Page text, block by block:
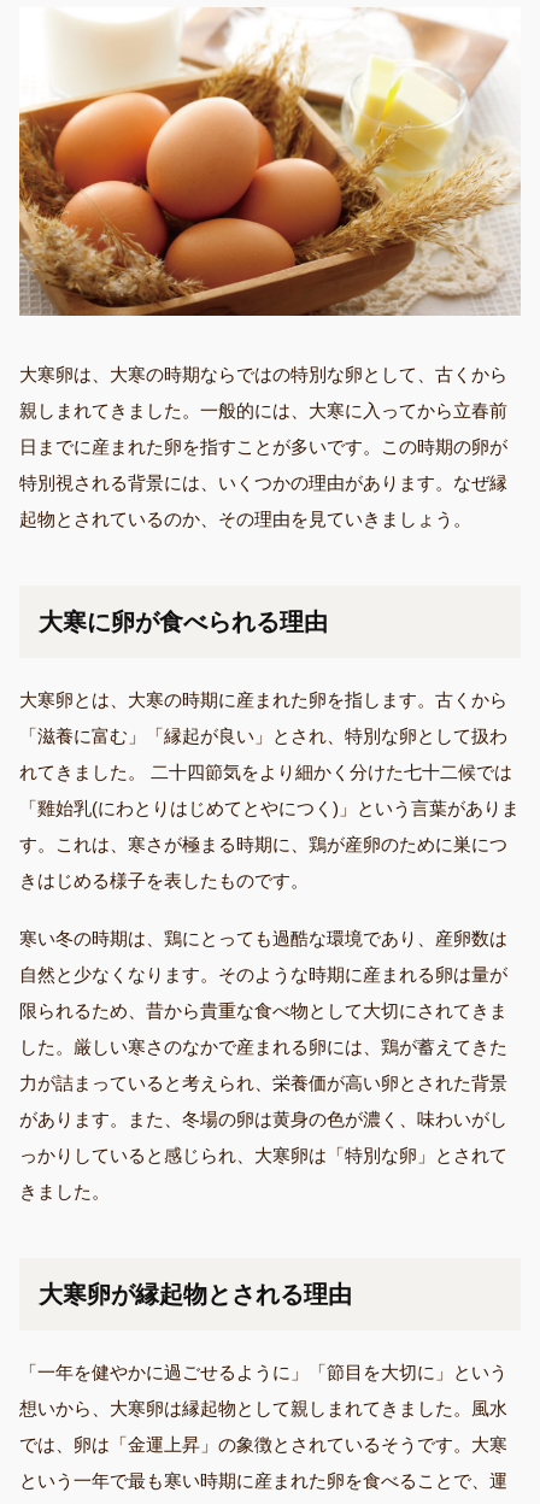
大寒卵は、大寒の時期ならではの特別な卵として、古くから
親しまれてきました。一般的には、大寒に入ってから立春前
日までに産まれた卵を指すことが多いです。この時期の卵が
特別視される背景には、いくつかの理由があります。なぜ縁
起物とされているのか、その理由を見ていきましょう。
大寒に卵が食べられる理由
大寒卵とは、大寒の時期に産まれた卵を指します。古くから
「滋養に富む」「縁起が良い」とされ、特別な卵として扱わ
れてきました。 二十四節気をより細かく分けた七十二候では
「雞始乳(にわとりはじめてとやにつく)」という言葉がありま
す。これは、寒さが極まる時期に、鶏が産卵のために巣につ
きはじめる様子を表したものです。
寒い冬の時期は、鶏にとっても過酷な環境であり、産卵数は
自然と少なくなります。そのような時期に産まれる卵は量が
限られるため、昔から貴重な食べ物として大切にされてきま
した。厳しい寒さのなかで産まれる卵には、鶏が蓄えてきた
力が詰まっていると考えられ、栄養価が高い卵とされた背景
があります。また、冬場の卵は黄身の色が濃く、味わいがし
っかりしていると感じられ、大寒卵は「特別な卵」とされて
きました。
大寒卵が縁起物とされる理由
「一年を健やかに過ごせるように」「節目を大切に」という
想いから、大寒卵は縁起物として親しまれてきました。風水
では、卵は「金運上昇」の象徴とされているそうです。大寒
という一年で最も寒い時期に産まれた卵を食べることで、運